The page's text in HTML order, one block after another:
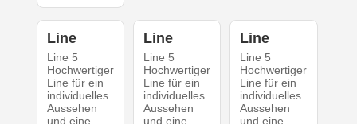
Line
Line 5
Hochwertiger
Line für ein
individuelles
Aussehen
und eine
Line
Line 5
Hochwertiger
Line für ein
individuelles
Aussehen
und eine
Line
Line 5
Hochwertiger
Line für ein
individuelles
Aussehen
und eine